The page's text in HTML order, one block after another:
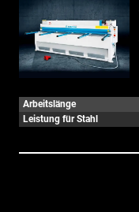
Arbeitslänge
Leistung für Stahl